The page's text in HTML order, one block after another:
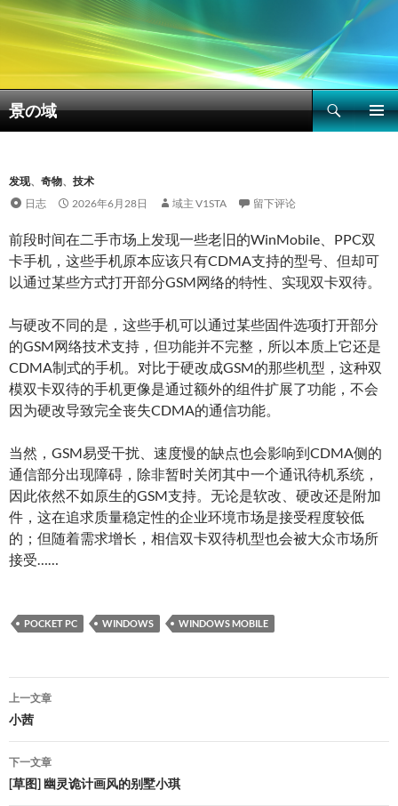
景の域
搜
索
文
发现、 奇物、 技术
日志
2026年6月28日 域主 V1STA 留下评论
前段时间在二手市场上发现一些老旧的WinMobile、PPC双
卡手机，这些手机原本应该只有CDMA支持的型号、但却可
以通过某些方式打开部分GSM网络的特性、实现双卡双待。
与硬改不同的是，这些手机可以通过某些固件选项打开部分
的GSM网络技术支持，但功能并不完整，所以本质上它还是
CDMA制式的手机。对比于硬改成GSM的那些机型，这种双
模双卡双待的手机更像是通过额外的组件扩展了功能，不会
因为硬改导致完全丧失CDMA的通信功能。
当然，GSM易受干扰、速度慢的缺点也会影响到CDMA侧的
通信部分出现障碍，除非暂时关闭其中一个通讯待机系统，
因此依然不如原生的GSM支持。无论是软改、硬改还是附加
件，这在追求质量稳定性的企业环境市场是接受程度较低
的；但随着需求增长，相信双卡双待机型也会被大众市场所
接受……
POCKET PC WINDOWS WINDOWS MOBILE
文
章
导
航
上一文章
小茜
下一文章
[草图] 幽灵诡计画风的别墅小琪